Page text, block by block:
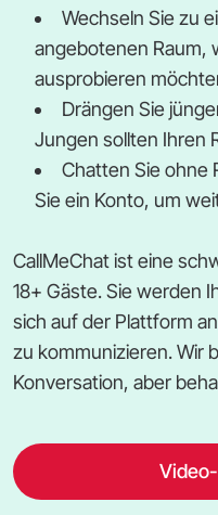
Wechseln Sie zu
angebotenen Raum,
ausprobieren
Drängen Sie
Jungen sollten Ihren
Chatten Sie ohne
Sie ein Konto, um
CallMeChat ist eine
18+ Gäste. Sie werden
sich auf der Plattform
zu kommunizieren. Wir
Konversation, aber